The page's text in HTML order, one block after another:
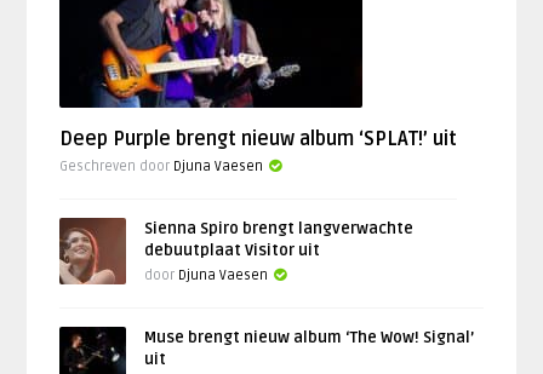
Deep Purple brengt nieuw album ‘SPLAT!’ uit
Geschreven door Djuna Vaesen
Sienna Spiro brengt langverwachte
debuutplaat Visitor uit
door Djuna Vaesen
Muse brengt nieuw album ‘The Wow! Signal’
uit